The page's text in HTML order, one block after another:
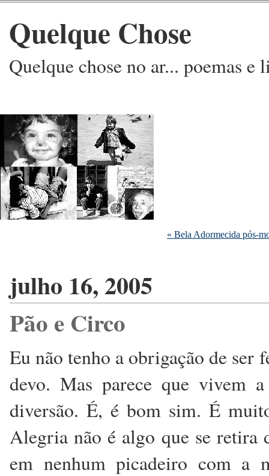
Quelque Chose
Quelque chose no ar... poemas e
« Bela Adormecida pós-
julho 16, 2005
Pão e Circo
Eu não tenho a obrigação de ser
devo. Mas parece que vivem
diversão. É, é bom sim. É
Alegria não é algo que se retira
em nenhum picadeiro com a